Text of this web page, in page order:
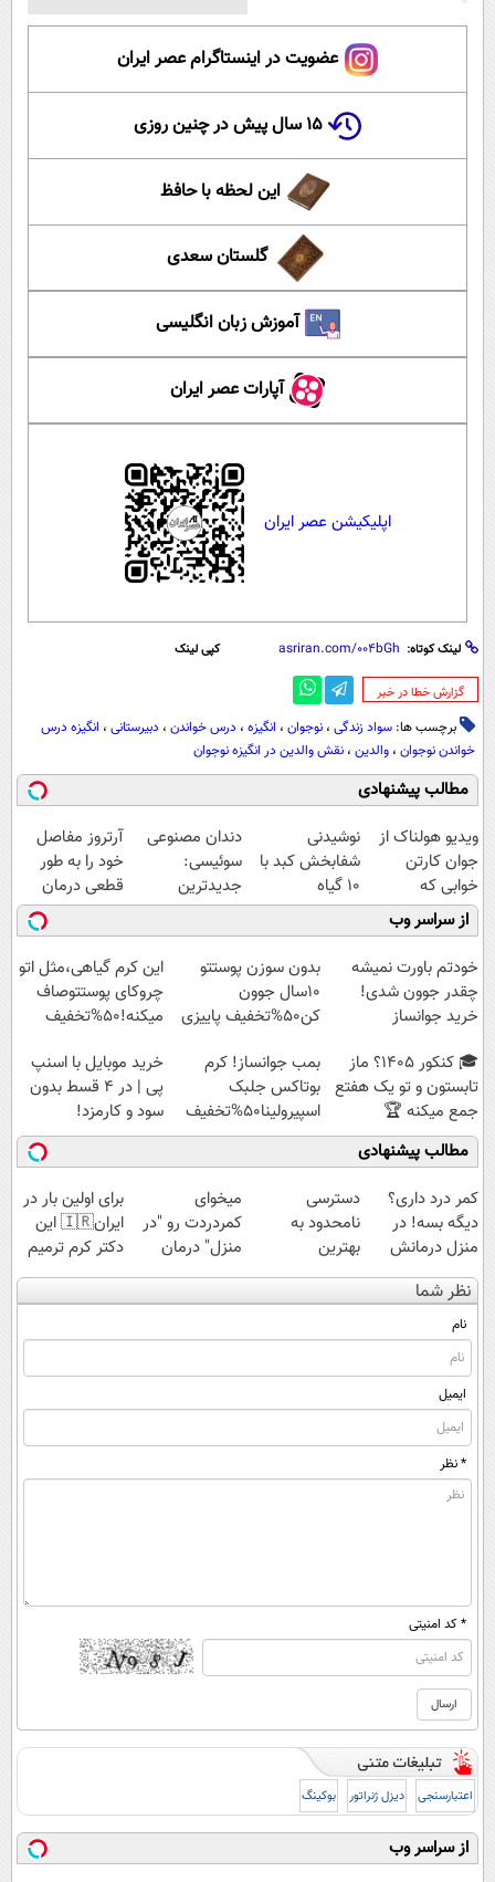
عضویت در اینستاگرام عصر ایران
۱۵ سال پیش در چنین روزی
این لحظه با حافظ
گلستان سعدی
آموزش زبان انگلیسی
آپارات عصر ایران
اپلیکیشن عصر ایران
لینک کوتاه: کپی لینک
‌گزارش خطا در خبر
برچسب ها: سواد زندگی ، نوجوان ، انگیزه ، درس خواندن ، دبیرستانی ، انگیزه درس
خواندن نوجوان ، والدین ، نقش والدین در انگیزه نوجوان
مطالب پیشنهادی
ویدیو هولناک از
جوان کارتن
خوابی که
میلیاردر شد.
آموزش رایگان
نوشیدنی
شفابخش کبد با
10 گیاه
موثر(تخفیف تا
امشب)
دندان مصنوعی
سوئیسی:
جدیدترین
فناوری اروپا،
سبک و مقاوم |
پرداخت قسطی
آرتروز مفاصل
خود را به طور
قطعی درمان
کنید!
◗پرسش‌نامه◖
از سراسر وب
خودتم باورت نمیشه
چقدر جوون شدی!
خرید جوانساز
ویژه
بدون سوزن پوستتو
10سال جوون
کن50%تخفیف پاییزی
این کرم گیاهی،مثل اتو
چروکای پوستتوصاف
میکنه!50%تخفیف
🎓 کنکور ۱۴۰5؟ ماز
تابستون و تو یک هفتع
جمع میکنه 🏆
بمب جوانساز! کرم
بوتاکس جلبک
اسپیرولینا50%تخفیف
خرید موبایل با اسنپ
پی | در ۴ قسط بدون
سود و کارمزد!
مطالب پیشنهادی
کمر درد داری؟
دیگه بسه! در
منزل درمانش
کن
(◀پرسش‌نامه)
دسترسی
نامحدود به
بهترین
آموزش‌ها تا روز
کنکور
میخوای
کمردردت رو "در
منزل" درمان
کنی؟ (◂فیلم +
◂پرسش‌نامه)
برای اولین بار در
ایران🇮🇷 این
دکتر کرم ترمیم
کننده 23 روزه
ساخت!
نظر شما
نام
ایمیل
* نظر
* کد امنیتی
اعتبارسنجی دیزل ژنراتور بوکینگ
از سراسر وب